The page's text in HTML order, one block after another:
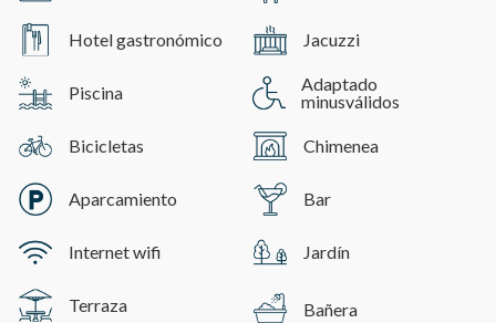
Hotel gastronómico Jacuzzi
Piscina
Adaptado
minusválidos
Bicicletas Chimenea
Aparcamiento Bar
Internet wifi Jardín
Terraza Bañera